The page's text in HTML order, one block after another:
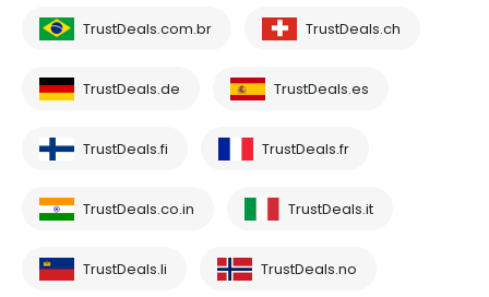
TrustDeals.com.br TrustDeals.ch
TrustDeals.de TrustDeals.es
TrustDeals.fi TrustDeals.fr
TrustDeals.co.in TrustDeals.it
TrustDeals.li TrustDeals.no